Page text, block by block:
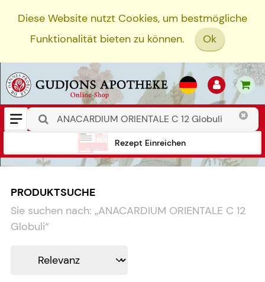
Diese Website nutzt Cookies, um bestmögliche
Funktionalität bieten zu können.
Ok
Rezept Einreichen
PRODUKTSUCHE
Sie suchen nach: „ANACARDIUM ORIENTALE C 12
Globuli“